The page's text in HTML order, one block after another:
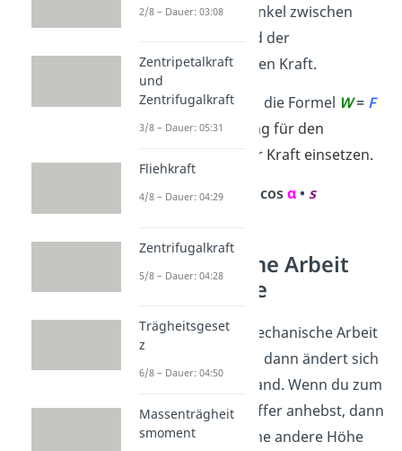
„α“ist der Winkel zwischen
dem Weg und der
aufgewendeten Kraft.
Jetzt kannst du in die Formel W= F
•s die Berechnung für den
parallelen Teil der Kraft einsetzen.
W
• cosα • s
Mechanische Arbeit
und Energie
Verrichtest du mechanische Arbeit
an einem Körper, dann ändert sich
sein Energiezustand. Wenn du zum
Beispiel einen Koffer anhebst, dann
hat der Koffer eine andere Höhe
2/8 – Dauer: 03:08
Zentripetalkraft
und
Zentrifugalkraft
3/8 – Dauer: 05:31
Fliehkraft
4/8 – Dauer: 04:29
Zentrifugalkraft
5/8 – Dauer: 04:28
Trägheitsgeset
z
6/8 – Dauer: 04:50
Massenträgheit
smoment